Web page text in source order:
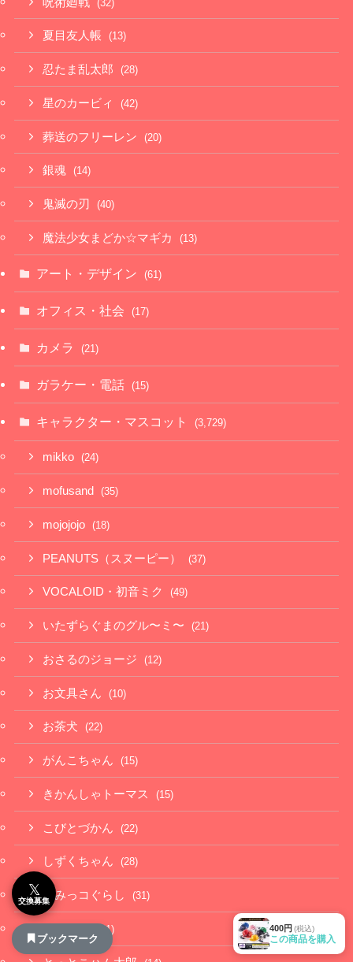
400円 (税込)
この商品を購入
(32)
夏目友人帳 (13)
忍たま乱太郎 (28)
星のカービィ (42)
葬送のフリーレン (20)
銀魂 (14)
鬼滅の刃 (40)
魔法少女まどか☆マギカ (13)
アート・デザイン (61)
オフィス・社会 (17)
カメラ (21)
ガラケー・電話 (15)
キャラクター・マスコット (3,729)
mikko (24)
mofusand (35)
mojojojo (18)
PEANUTS（スヌーピー） (37)
VOCALOID・初音ミク (49)
いたずらぐまのグル〜ミ〜 (21)
おさるのジョージ (12)
お文具さん (10)
お茶犬 (22)
がんこちゃん (15)
きかんしゃトーマス (15)
こびとづかん (22)
しずくちゃん (28)
すみっコぐらし (31)
(61)
𝕏
交換募集
ブックマーク